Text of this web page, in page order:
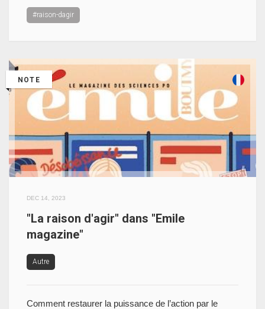
#raison-dagir
NOTE
DEC 14, 2023
"La raison d'agir" dans "Emile
magazine"
Autre
Comment restaurer la puissance de l’action par le